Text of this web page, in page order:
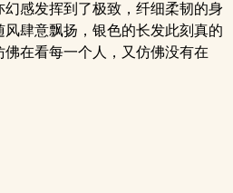
感发挥到了极致，纤细柔韧的身
肆意飘扬，银色的长发此刻真的
在看每一个人，又仿佛没有在